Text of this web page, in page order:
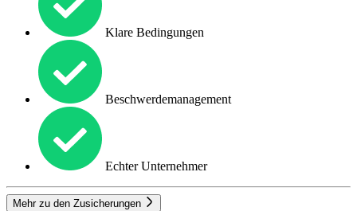
Klare Bedingungen
Beschwerdemanagement
Echter Unternehmer
Mehr zu den Zusicherungen